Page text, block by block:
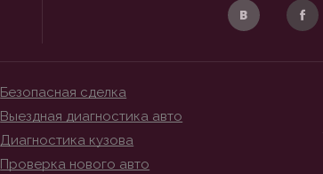
Безопасная сделка
Выездная диагностика авто
Диагностика кузова
Проверка нового авто